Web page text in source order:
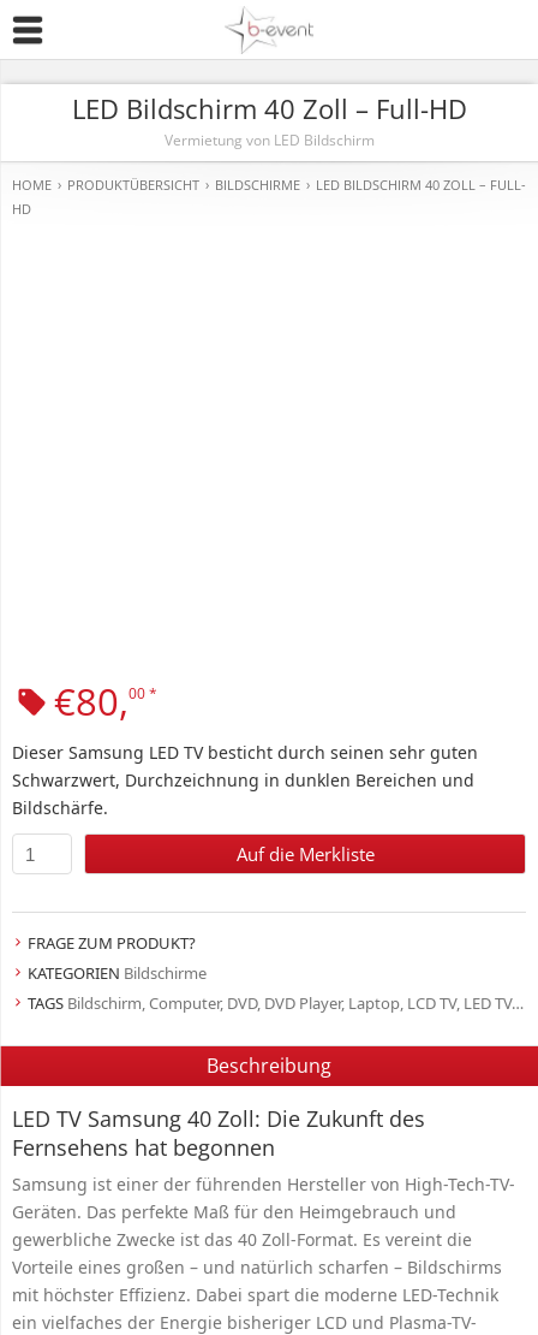
LED Bildschirm 40 Zoll – Full-HD
Vermietung von LED Bildschirm
HOME › PRODUKTÜBERSICHT › BILDSCHIRME › LED BILDSCHIRM 40 ZOLL – FULL-
HD
€80,00*
Dieser Samsung LED TV besticht durch seinen sehr guten
Schwarzwert, Durchzeichnung in dunklen Bereichen und
Bildschärfe.
Auf die Merkliste
FRAGE ZUM PRODUKT?
KATEGORIEN Bildschirme
TAGS Bildschirm,Computer, DVD, DVD Player, Laptop, LCD TV, LED TV,
Beschreibung
LED TV Samsung 40 Zoll: Die Zukunft des
Fernsehens hat begonnen
Samsung ist einer der führenden Hersteller von High-Tech-TV-
Geräten. Das perfekte Maß für den Heimgebrauch und
gewerbliche Zwecke ist das 40 Zoll-Format. Es vereint die
Vorteile eines großen – und natürlich scharfen – Bildschirms
mit höchster Effizienz. Dabei spart die moderne LED-Technik
ein vielfaches der Energie bisheriger LCD und Plasma-TV-